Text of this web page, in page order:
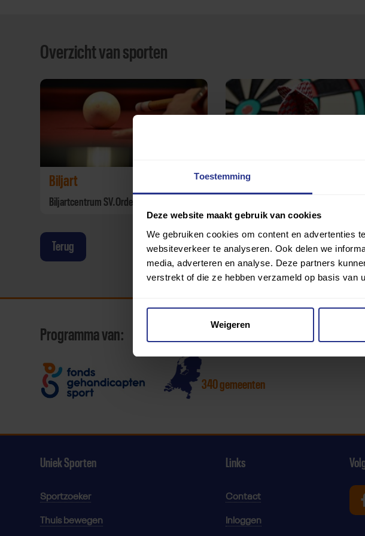
Toestemming
Deze website maakt gebruik van cookies
We gebruiken cookies om content en advertenties
websiteverkeer te analyseren. Ook delen we
media, adverteren en analyse. Deze partners
verstrekt of die ze hebben verzameld op basis van
Weigeren
Overzicht van sporten
Biljart
Biljartcentrum SV.Orderbos
Darten
Terug
Programma van:
340 gemeenten
Uniek Sporten
Sportzoeker
Thuis bewegen
Links
Contact
Inloggen